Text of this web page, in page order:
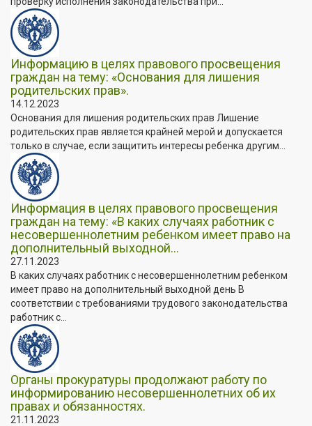
Информацию в целях правового просвещения
граждан на тему: «Основания для лишения
родительских прав».
14.12.2023
Основания для лишения родительских прав Лишение
родительских прав является крайней мерой и допускается
только в случае, если защитить интересы ребенка другим...
Информация в целях правового просвещения
граждан на тему: «В каких случаях работник с
несовершеннолетним ребенком имеет право на
дополнительный выходной...
27.11.2023
В каких случаях работник с несовершеннолетним ребенком
имеет право на дополнительный выходной день В
соответствии с требованиями трудового законодательства
работник с...
Органы прокуратуры продолжают работу по
информированию несовершеннолетних об их
правах и обязанностях.
21.11.2023